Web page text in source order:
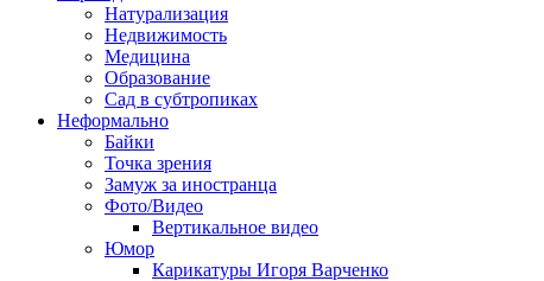
Натурализация
Недвижимость
Медицина
Образование
Сад в субтропиках
Неформально
Байки
Точка зрения
Замуж за иностранца
Фото/Видео
Вертикальное видео
Юмор
Карикатуры Игоря Варченко